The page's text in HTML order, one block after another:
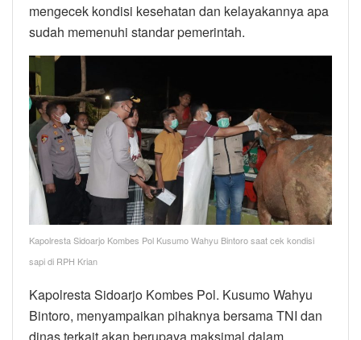
mengecek kondisi kesehatan dan kelayakannya apa
sudah memenuhi standar pemerintah.
Kapolresta Sidoarjo Kombes Pol Kusumo Wahyu Bintoro saat cek kondisi
sapi di RPH Krian
Kapolresta Sidoarjo Kombes Pol. Kusumo Wahyu
Bintoro, menyampaikan pihaknya bersama TNI dan